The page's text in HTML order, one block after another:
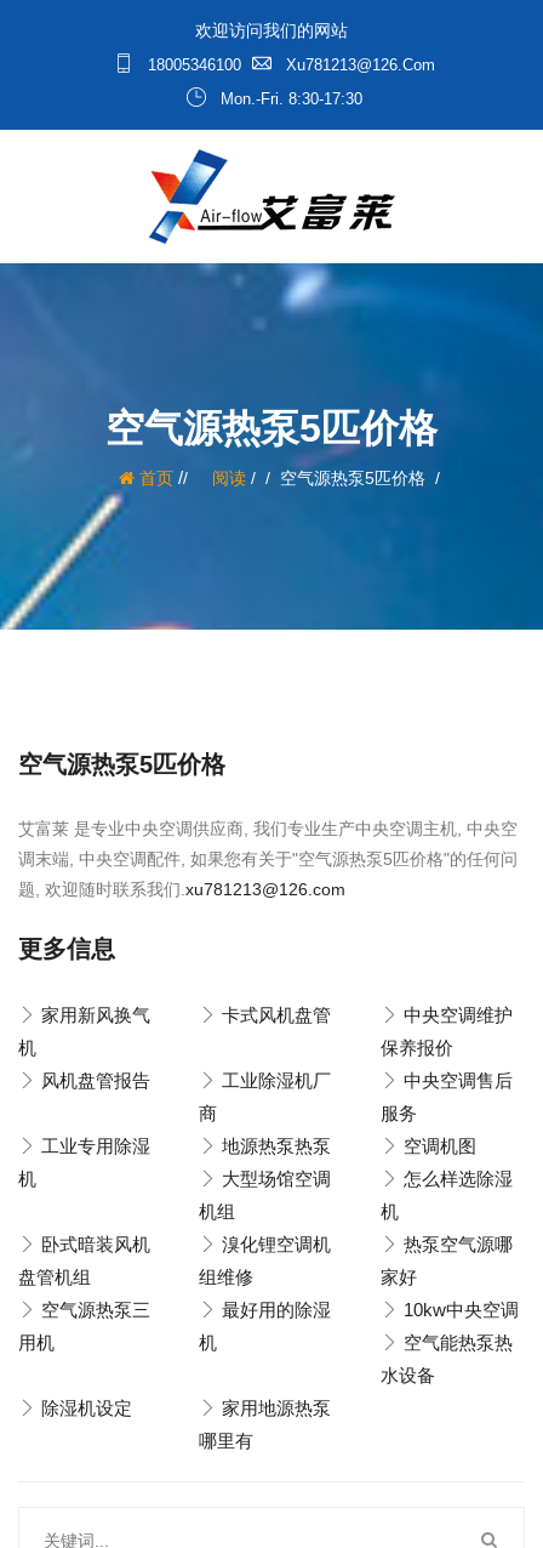
欢迎访问我们的网站
18005346100
Xu781213@126.com
Mon.-Fri. 8:30-17:30
空气源热泵5匹价格
首页/ 阅读/ 空气源热泵5匹价格
空气源热泵5匹价格
艾富莱 是专业中央空调供应商, 我们专业生产中央空调主机, 中央空
调末端, 中央空调配件, 如果您有关于"空气源热泵5匹价格"的任何问
题, 欢迎随时联系我们. xu781213@126.com
更多信息
家用新风换气
机
卡式风机盘管
中央空调维护
保养报价
风机盘管报告
工业除湿机厂
商
中央空调售后
服务
工业专用除湿
机
地源热泵热泵
空调机图
大型场馆空调
机组
怎么样选除湿
机
卧式暗装风机
盘管机组
溴化锂空调机
组维修
热泵空气源哪
家好
空气源热泵三
用机
最好用的除湿
机
10kw中央空调
空气能热泵热
水设备
除湿机设定
家用地源热泵
哪里有